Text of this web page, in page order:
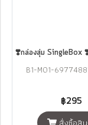
❣️กล่องสุ่ม SingleBox
B1-M01-
฿295